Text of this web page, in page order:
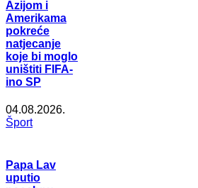
Azijom i
Amerikama
pokreće
natjecanje
koje bi moglo
uništiti FIFA-
ino SP
04.08.2026.
Šport
Papa Lav
uputio